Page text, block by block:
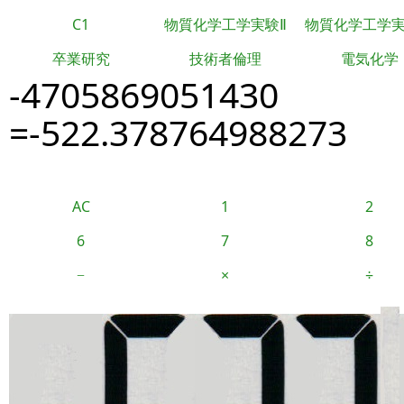
C1 物質化学工学実験Ⅱ
物質化学工学
卒業研究
技術者倫理 電気化学
-4705869051430
=-522.378764988273
AC 1
2
6
7
8
−
× ÷